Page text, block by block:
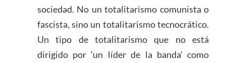
sociedad. No un totalitarismo comunista o
fascista, sino un totalitarismo tecnocrático.
Un tipo de totalitarismo que no está
dirigido por ‘un líder de la banda’ como